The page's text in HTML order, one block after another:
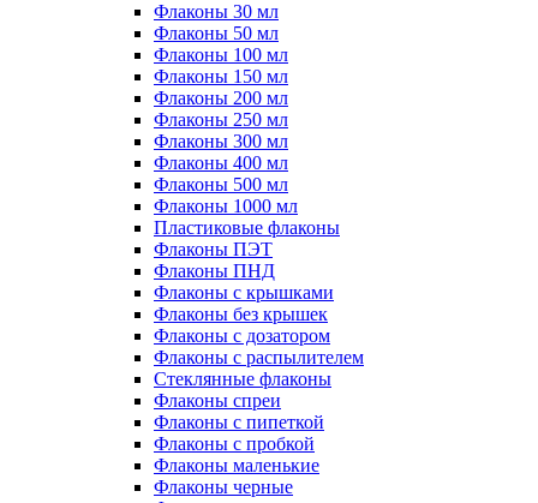
Флаконы 30 мл
Флаконы 50 мл
Флаконы 100 мл
Флаконы 150 мл
Флаконы 200 мл
Флаконы 250 мл
Флаконы 300 мл
Флаконы 400 мл
Флаконы 500 мл
Флаконы 1000 мл
Пластиковые флаконы
Флаконы ПЭТ
Флаконы ПНД
Флаконы с крышками
Флаконы без крышек
Флаконы с дозатором
Флаконы с распылителем
Стеклянные флаконы
Флаконы cпреи
Флаконы с пипеткой
Флаконы с пробкой
Флаконы маленькие
Флаконы черные